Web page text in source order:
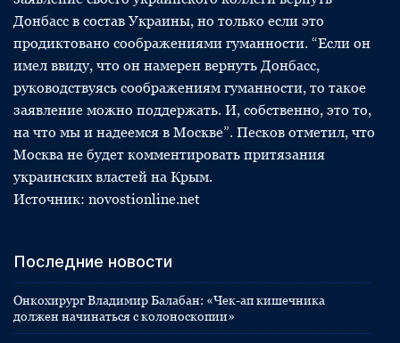
Донбасс в состав Украины, но только если это
продиктовано соображениями гуманности. “Если он
имел ввиду, что он намерен вернуть Донбасс,
руководствуясь соображениям гуманности, то такое
заявление можно поддержать. И, собственно, это то,
на что мы и надеемся в Москве”. Песков отметил, что
Москва не будет комментировать притязания
украинских властей на Крым.
Источник: novostionline.net
Последние новости
Онкохирург Владимир Балабан: «Чек-ап кишечника
должен начинаться с колоноскопии»